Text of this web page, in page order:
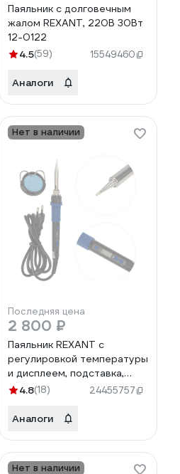
Паяльник с долговечным
жалом REXANT, 220В 30Вт
12-0122
4.5(59) 15549460
Аналоги
Нет в наличии
Последняя цена
2 800 ₽
Паяльник REXANT с
регулировкой температуры
и дисплеем, подставка,
керамический 65 вт 12-
4.8(18) 24455757
Аналоги
Нет в наличии